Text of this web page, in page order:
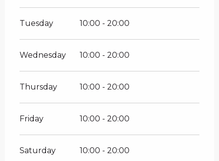
Tuesday 10:00 - 20:00
Wednesday 10:00 - 20:00
Thursday 10:00 - 20:00
Friday 10:00 - 20:00
Saturday 10:00 - 20:00